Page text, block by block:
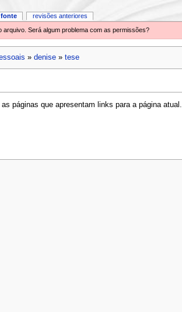
arquivo. Será algum problema com as permissões?
» denise» tese
páginas que apresentam links para a página atual.
revisões anteriores